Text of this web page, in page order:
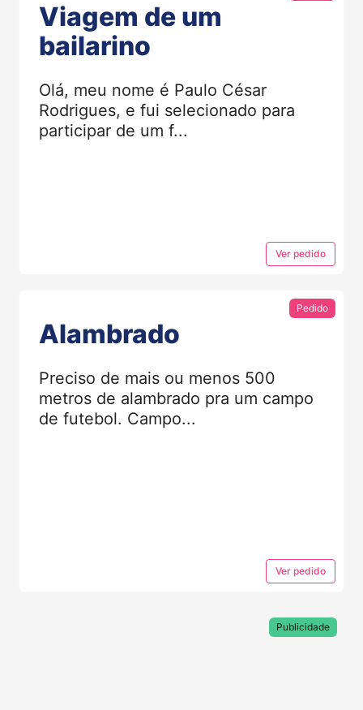
Viagem de um
bailarino
Olá, meu nome é Paulo César
Rodrigues, e fui selecionado para
participar de um f...
Ver pedido
Pedido
Alambrado
Preciso de mais ou menos 500
metros de alambrado pra um campo
de futebol. Campo...
Ver pedido
Publicidade